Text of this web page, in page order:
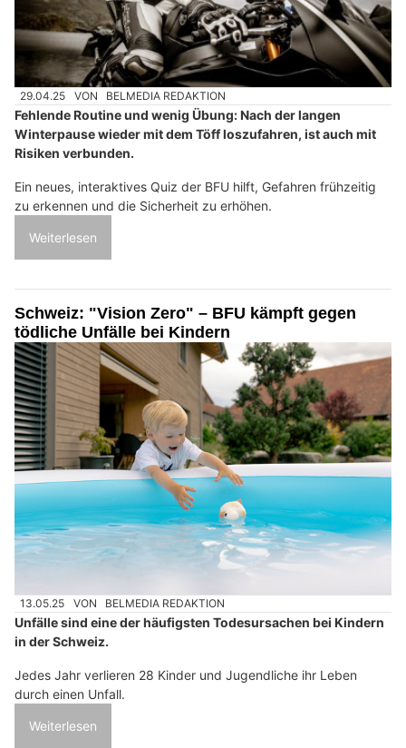
29.04.25 VON BELMEDIA REDAKTION
Fehlende Routine und wenig Übung: Nach der langen
Winterpause wieder mit dem Töff loszufahren, ist auch mit
Risiken verbunden.
Ein neues, interaktives Quiz der BFU hilft, Gefahren frühzeitig
zu erkennen und die Sicherheit zu erhöhen.
Weiterlesen
Schweiz: "Vision Zero" – BFU kämpft gegen
tödliche Unfälle bei Kindern
13.05.25 VON BELMEDIA REDAKTION
Unfälle sind eine der häufigsten Todesursachen bei Kindern
in der Schweiz.
Jedes Jahr verlieren 28 Kinder und Jugendliche ihr Leben
durch einen Unfall.
Weiterlesen